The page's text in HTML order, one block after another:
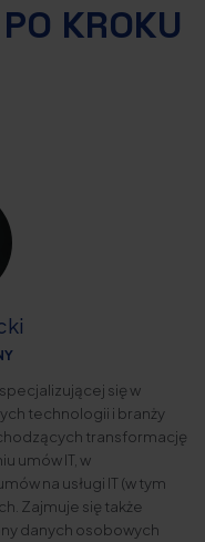
KROKU
specjalizującej się w
technologii i branży
transformację
umów IT, w
na usługi IT (w tym
Zajmuje się także
danych osobowych